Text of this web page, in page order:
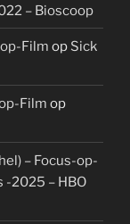
– Bioscoop
Film op Sick
Film op
– Focus-op-
-2025 – HBO